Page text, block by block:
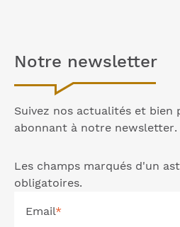
Notre newsletter
Suivez nos actualités et bien
abonnant à notre newsletter.
Les champs marqués d'un
obligatoires.
Email*